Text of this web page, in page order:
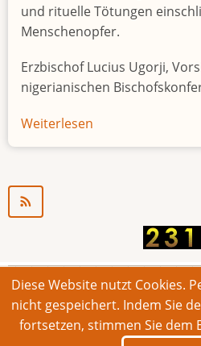
und rituelle Tötungen
Menschenopfer.
Erzbischof Lucius Ugorji,
nigerianischen
Weiterlesen
© 2026 Bonner Aufruf.
Footer
Impressum Kontakt Intern
Diese Website nutzt Cookies.
nicht gespeichert. Indem Sie
fortsetzen, stimmen Sie dem